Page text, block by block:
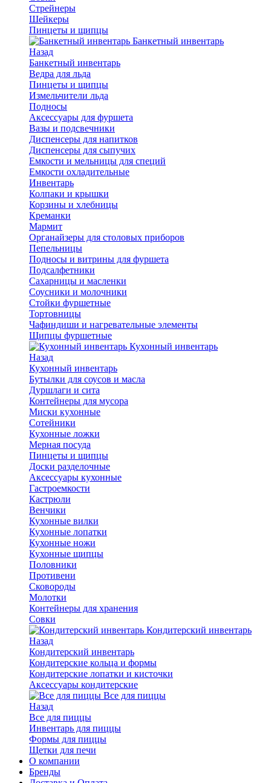
Стрейнеры
Шейкеры
Пинцеты и щипцы
Банкетный инвентарь
Назад
Банкетный инвентарь
Ведра для льда
Пинцеты и щипцы
Измельчители льда
Подносы
Аксессуары для фуршета
Вазы и подсвечники
Диспенсеры для напитков
Диспенсеры для сыпучих
Емкости и мельницы для специй
Емкости охладительные
Инвентарь
Колпаки и крышки
Корзины и хлебницы
Креманки
Мармит
Органайзеры для столовых приборов
Пепельницы
Подносы и витрины для фуршета
Подсалфетники
Сахарницы и масленки
Соусники и молочники
Стойки фуршетные
Тортовницы
Чафиндиши и нагревательные элементы
Щипцы фуршетные
Кухонный инвентарь
Назад
Кухонный инвентарь
Бутылки для соусов и масла
Дуршлаги и сита
Контейнеры для мусора
Миски кухонные
Сотейники
Кухонные ложки
Мерная посуда
Пинцеты и щипцы
Доски разделочные
Аксессуары кухонные
Гастроемкости
Кастрюли
Венчики
Кухонные вилки
Кухонные лопатки
Кухонные ножи
Кухонные щипцы
Половники
Противени
Сковороды
Молотки
Контейнеры для хранения
Совки
Кондитерский инвентарь
Назад
Кондитерский инвентарь
Кондитерские кольца и формы
Кондитерские лопатки и кисточки
Аксессуары кондитерские
Все для пиццы
Назад
Все для пиццы
Инвентарь для пиццы
Формы для пиццы
Щетки для печи
О компании
Бренды